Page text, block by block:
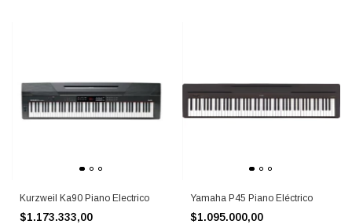
Kurzweil Ka90 Piano Electrico
$1.173.333,00
Yamaha P45 Piano Eléctrico
$1.095.000,00